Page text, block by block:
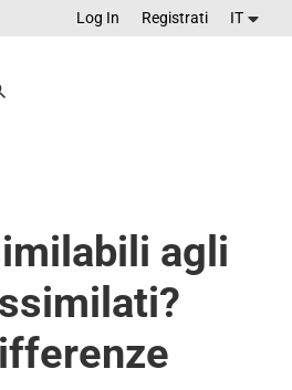
Log In Registrati IT
agli